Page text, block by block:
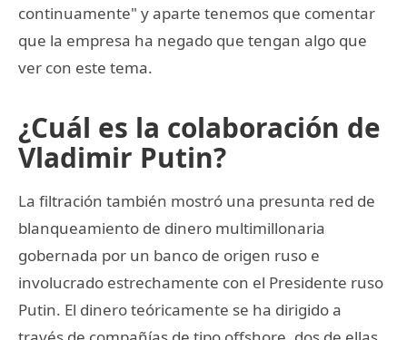
continuamente" y aparte tenemos que comentar
que la empresa ha negado que tengan algo que
ver con este tema.
¿Cuál es la colaboración de
Vladimir Putin?
La filtración también mostró una presunta red de
blanqueamiento de dinero multimillonaria
gobernada por un banco de origen ruso e
involucrado estrechamente con el Presidente ruso
Putin. El dinero teóricamente se ha dirigido a